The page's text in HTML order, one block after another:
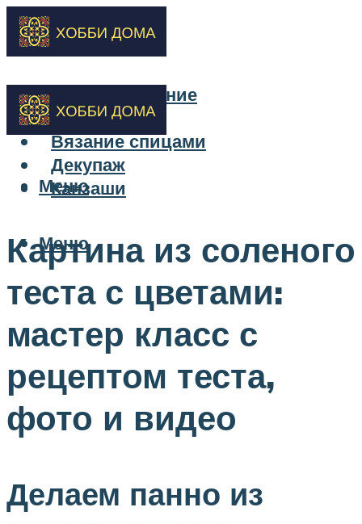
Бисероплетение
Вышивка
Вязание спицами
Декупаж
Канзаши
Меню
Меню
Картина из соленого
теста с цветами:
мастер класс с
рецептом теста,
фото и видео
Делаем панно из